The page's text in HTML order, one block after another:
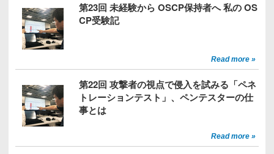
第23回 未経験から OSCP保持者へ 私の OS
CP受験記
Read more »
第22回 攻撃者の視点で侵入を試みる「ペネ
トレーションテスト」、ペンテスターの仕
事とは
Read more »